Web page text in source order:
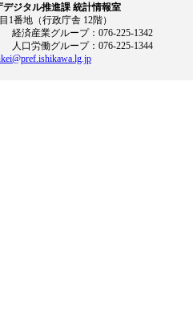
ジタル推進課 統計情報室
番地（行政庁舎 12階）
済産業グループ：076-225-1342
口労働グループ：076-225-1344